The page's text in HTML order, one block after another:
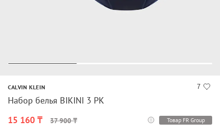
7
CALVIN KLEIN
Набор белья BIKINI 3 PK
15 160 ₸
37 900 ₸ Товар FR Group